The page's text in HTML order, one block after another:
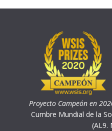
Proyecto Campeón en
Cumbre Mundial de la
(AL9.